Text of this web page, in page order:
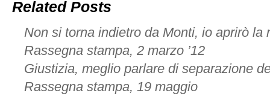
Related Posts
Non si torna indietro da Monti, io aprirò la
Rassegna stampa, 2 marzo ’12
Giustizia, meglio parlare di separazione
Rassegna stampa, 19 maggio